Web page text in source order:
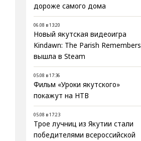
дороже самого дома
06.08 в 13:20
Новый якутская видеоигра
Kindawn: The Parish Remembers
вышла в Steam
05.08 в 17:36
Фильм «Уроки якутского»
покажут на НТВ
05.08 в 17:23
Трое лучниц из Якутии стали
победителями всероссийской